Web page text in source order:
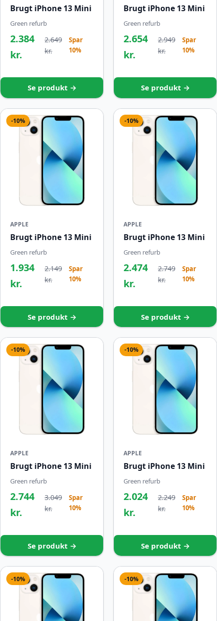
Brugt iPhone 13 Mini
Green refurb
2.384
kr.
2.649
kr.
Spar
10%
Se produkt →
Brugt iPhone 13 Mini
Green refurb
2.654
kr.
2.949
kr.
Spar
10%
Se produkt →
-10%
APPLE
Brugt iPhone 13 Mini
Green refurb
1.934
kr.
2.149
kr.
Spar
10%
Se produkt →
-10%
APPLE
Brugt iPhone 13 Mini
Green refurb
2.474
kr.
2.749
kr.
Spar
10%
Se produkt →
-10%
APPLE
Brugt iPhone 13 Mini
Green refurb
2.744
kr.
3.049
kr.
Spar
10%
Se produkt →
-10%
APPLE
Brugt iPhone 13 Mini
Green refurb
2.024
kr.
2.249
kr.
Spar
10%
Se produkt →
-10% -10%